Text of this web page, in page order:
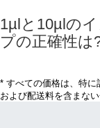
1µlと10µlの
プの正確性は
* すべての価格は、特に
および配送料を含まな